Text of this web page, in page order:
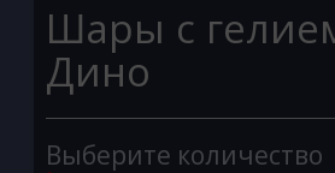
Шары с
Дино
Выберите количество